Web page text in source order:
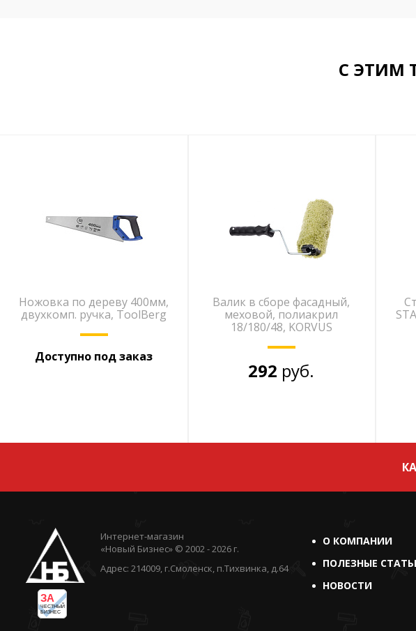
С ЭТИМ
Ножовка по дереву 400мм,
двухкомп. ручка, ToolBerg
Доступно под заказ
Валик в сборе фасадный,
меховой, полиакрил
18/180/48, KORVUS
292 руб.
ЗА
ЧЕСТНЫЙ
БИЗНЕС
Интернет-магазин
«Новый Бизнес» © 2002 - 2026 г.
Адрес: 214009, г.Смоленск, п.Тихвинка, д.64
О КОМПАНИИ
ПОЛЕЗНЫЕ
НОВОСТИ